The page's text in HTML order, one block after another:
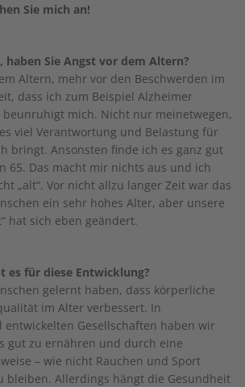
Sie mich an!
haben Sie Angst vor dem Altern?
Altern, mehr vor den Beschwerden im
dass ich zum Beispiel Alzheimer
beunruhigt mich. Nicht nur meinetwegen,
viel Verantwortung und Belastung für
bringt. Ansonsten finde ich es ganz gut
65. Das macht mir nichts aus und ich
„alt“. Vor nicht allzu langer Zeit war das
ein sehr hohes Alter, aber unsere
hat sich eben geändert.
es für diese Entwicklung?
gelernt haben, dass körperliche
im Alter verbessert. In
Gesellschaften haben wir
gut zu ernähren und durch eine
– wie nicht Rauchen und Sport
bleiben. Allerdings hängt die Gesundheit